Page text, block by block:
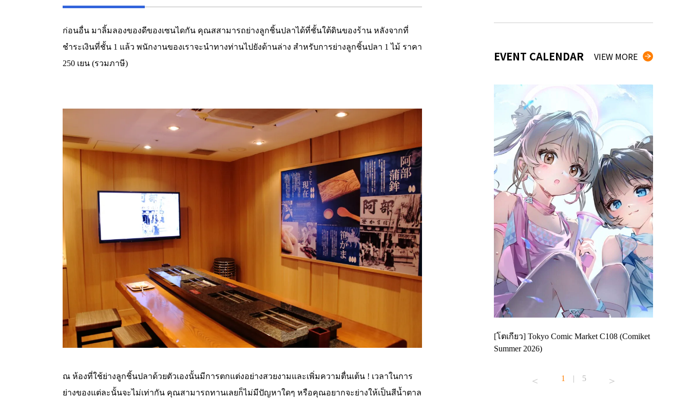
ก่อนอื่น มาลิ้มลองของดีของเซนไดกัน คุณสสามารถย่างลูกชิ้นปลาได้ที่ชั้นใต้ดินของร้าน หลังจากที่
ชำระเงินที่ชั้น 1 แล้ว พนักงานของเราจะนำทางท่านไปยังด้านล่าง สำหรับการย่างลูกชิ้นปลา 1 ไม้ ราคา
250 เยน (รวมภาษี)
ณ ห้องที่ใช้ย่างลูกชิ้นปลาด้วยตัวเองนั้นมีการตกแต่งอย่างสวยงามและเพิ่มความตื่นเต้น ! เวลาในการ
ย่างของแต่ละนั้นจะไม่เท่ากัน คุณสามารถทานเลยก็ไม่มีปัญหาใดๆ หรือคุณอยากจะย่างให้เป็นสีน้ำตาล
EVENT CALENDAR VIEW MORE
[โตเกียว] ‘Tokyu Electric Railway x Enjoy
Tokyo Top to Bottom’ แจกบัตรรถไฟสาย
โตเกียวฟรี (จำนวนจำกัด)
[โตเกียว] Tokyo Comic Market C108 (Comiket
Summer 2026)
1 | 5